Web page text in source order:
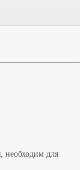
необходим для